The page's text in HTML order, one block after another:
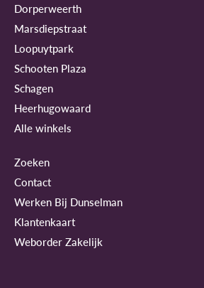
Dorperweerth
Marsdiepstraat
Loopuytpark
Schooten Plaza
Schagen
Heerhugowaard
Alle winkels
Zoeken
Contact
Werken Bij Dunselman
Klantenkaart
Weborder Zakelijk